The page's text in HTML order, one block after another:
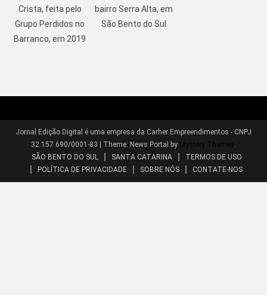
Crista, feita pelo
Grupo Perdidos no
Barranco, em 2019
bairro Serra Alta, em
São Bento do Sul
Jornal Edição Digital é uma empresa da Carher Empreendimentos - CNPJ
32.157.690/0001-83 | Theme: News Portal by Mystery Themes
SÃO BENTO DO SUL
SANTA CATARINA
TERMOS DE USO
POLÍTICA DE PRIVACIDADE
SOBRE NÓS CONTATE-NOS